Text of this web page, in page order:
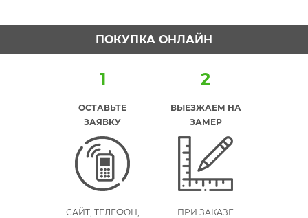
ПОКУПКА ОНЛАЙН
1
ОСТАВЬТЕ
ЗАЯВКУ
САЙТ, ТЕЛЕФОН,
2
ВЫЕЗЖАЕМ НА
ЗАМЕР
ПРИ ЗАКАЗЕ